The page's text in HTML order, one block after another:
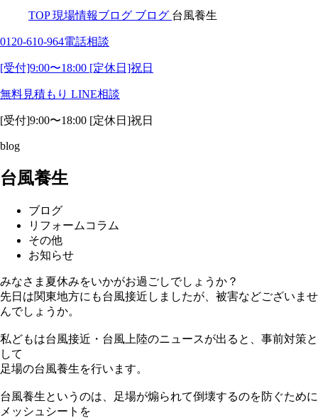
TOP 現場情報ブログ ブログ 台風養生
0120-610-964電話相談
[受付]9:00〜18:00 [定休日]祝日
無料見積もり LINE相談
[受付]9:00〜18:00 [定休日]祝日
blog
台風養生
ブログ
リフォームコラム
その他
お知らせ
みなさま夏休みをいかがお過ごしでしょうか？
先日は関東地方にも台風接近しましたが、被害などございませ
んでしょうか。
私どもは台風接近・台風上陸のニュースが出ると、事前対策と
して
足場の台風養生を行います。
台風養生というのは、足場が煽られて倒壊するのを防ぐために
メッシュシートを